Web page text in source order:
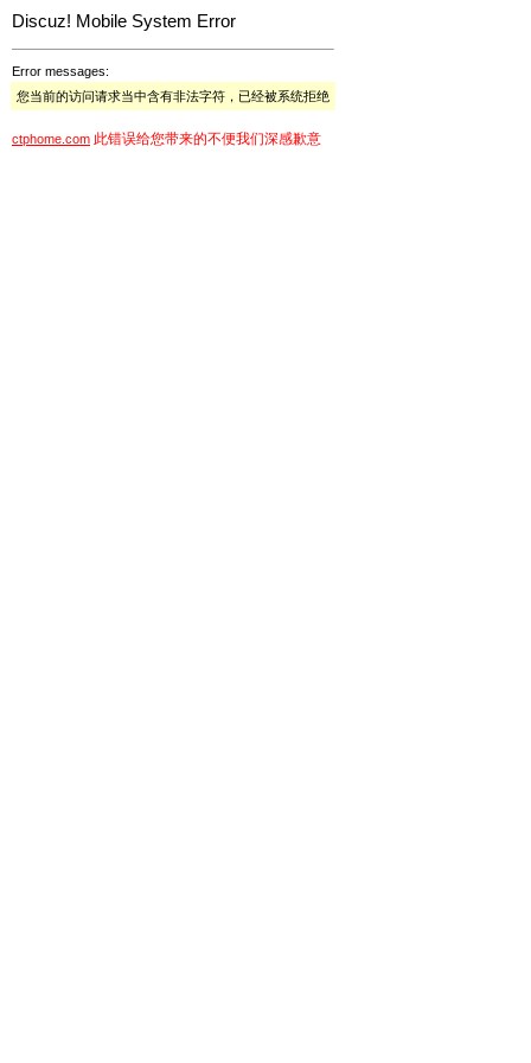
Discuz! Mobile System Error
Error messages:
您当前的访问请求当中含有非法字符，已经被系统拒绝
ctphome.com 此错误给您带来的不便我们深感歉意